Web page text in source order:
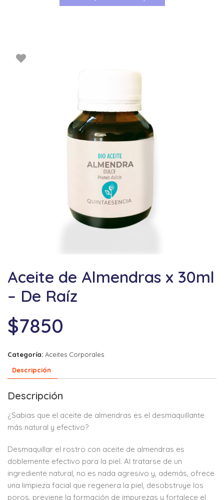
Aceite de Almendras x 30ml
– De Raíz
$7850
Categoría: Aceites Corporales
Descripción
Descripción
¿Sabias que el aceite de almendras es el desmaquillante
más natural y efectivo?
Desmaquillar el rostro con aceite de almendras es
doblemente efectivo para la piel. Al tratarse de un
ingrediente natural, no es nada agresivo y, además, ofrece
una limpieza facial que regenera la piel, desobstruye los
poros, previene la formación de impurezas y fortalece el